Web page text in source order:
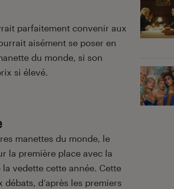
parfaitement convenir aux
aisément se poser en
du monde, si son
si élevé.
manettes du monde, le
la première place avec la
vedette cette année. Cette
d’après les premiers